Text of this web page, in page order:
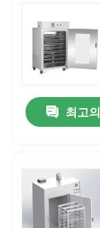
회사 소개
접촉
제품 소개
산업용 건조 오
최고